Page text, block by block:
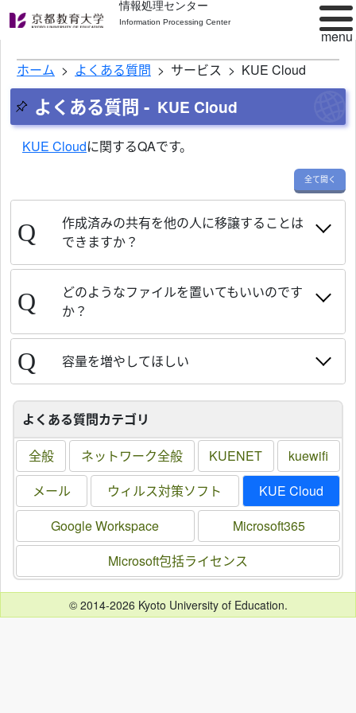
情報処理センター
Information Processing Center
よくある質問カテゴリ
全般
ネットワーク全般 KUENET
kuewifi
メール
ウィルス対策ソフト
KUE Cloud
Google Workspace
Microsoft365
Microsoft包括ライセンス
ホーム よくある質問 サービス KUE Cloud
よくある質問 - KUE Cloud
KUE Cloudに関するQAです。
全て開く
作成済みの共有を他の人に移譲することは
できますか？
どのようなファイルを置いてもいいのです
か？
容量を増やしてほしい
© 2014-2026 Kyoto University of Education.